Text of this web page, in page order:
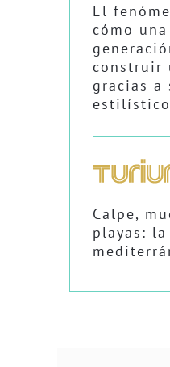
El
cómo
construir
gracias a
Calpe,
playas: la